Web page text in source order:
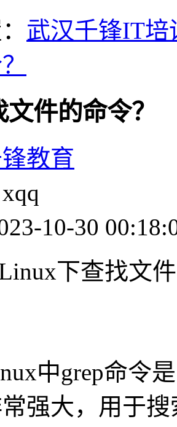
武汉千锋IT培
件的命令？
教育
10-30
下查找文
中grep命令
强大，用于